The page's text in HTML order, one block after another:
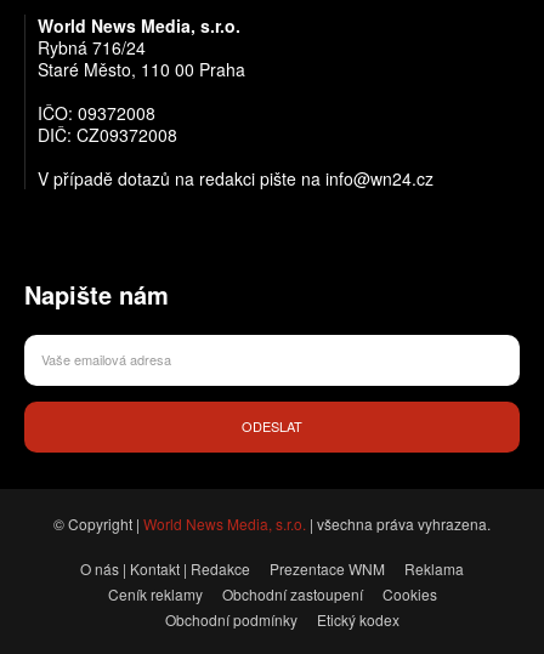
World News Media, s.r.o.
Rybná 716/24
Staré Město, 110 00 Praha
IČO: 09372008
DIČ: CZ09372008
V případě dotazů na redakci pište na info@wn24.cz
Napište nám
ODESLAT
© Copyright | World News Media, s.r.o. | všechna práva vyhrazena.
O nás | Kontakt | Redakce Prezentace WNM
Reklama
Ceník reklamy
Obchodní zastoupení
Cookies
Obchodní podmínky
Etický kodex